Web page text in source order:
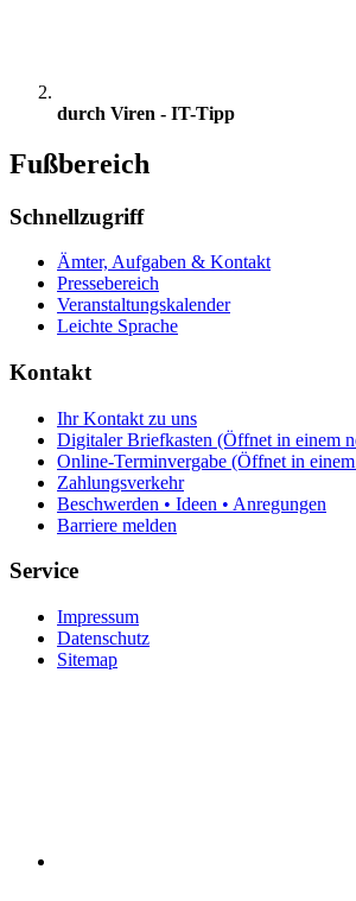
durch Viren - IT-Tipp
Fußbereich
Schnellzugriff
Ämter, Aufgaben & Kontakt
Pressebereich
Veranstaltungskalender
Leichte Sprache
Kontakt
Ihr Kontakt zu uns
Digitaler Briefkasten (Öffnet in einem
Online-Terminvergabe (Öffnet in
Zahlungsverkehr
Beschwerden • Ideen • Anregungen
Barriere melden
Service
Impressum
Datenschutz
Sitemap